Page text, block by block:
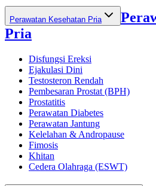
Perawatan Kesehatan Pria
Pria
Disfungsi Ereksi
Ejakulasi Dini
Testosteron Rendah
Pembesaran Prostat (BPH)
Prostatitis
Perawatan Diabetes
Perawatan Jantung
Kelelahan & Andropause
Fimosis
Khitan
Cedera Olahraga (ESWT)